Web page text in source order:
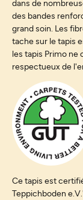
dans de
des bandes
grand soin. Les
tache sur le tapis
les tapis Primo
respectueux de
Ce tapis est
Teppichboden